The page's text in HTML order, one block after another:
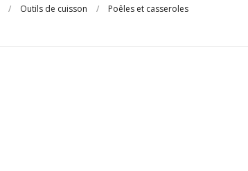
/ Outils de cuisson / Poêles et casseroles